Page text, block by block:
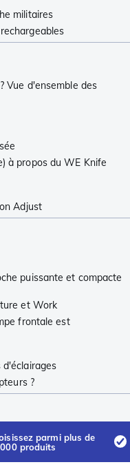
militaires
Vue d'ensemble des
à propos du WE Knife
Adjust
puissante et compacte
et Work
frontale est
d'éclairages
?
parmi plus de
produits